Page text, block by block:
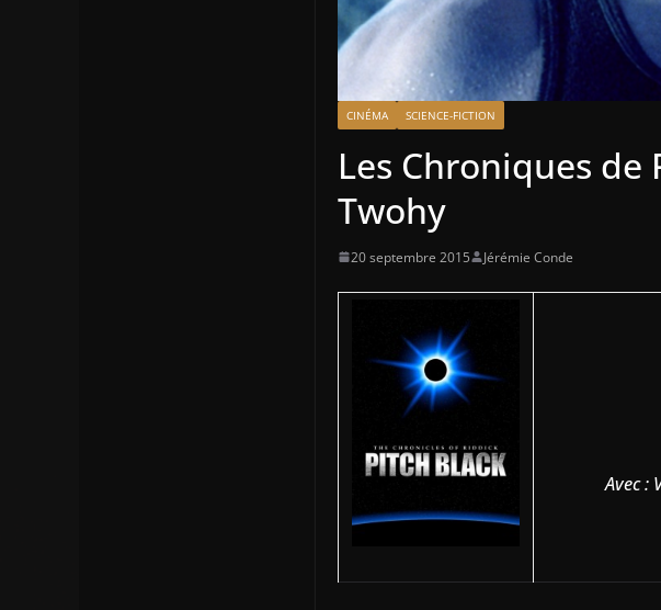
CINÉMA SCIENCE-FICTION
Les Chroniques de
Twohy
20 septembre 2015 Jérémie Conde
Avec :